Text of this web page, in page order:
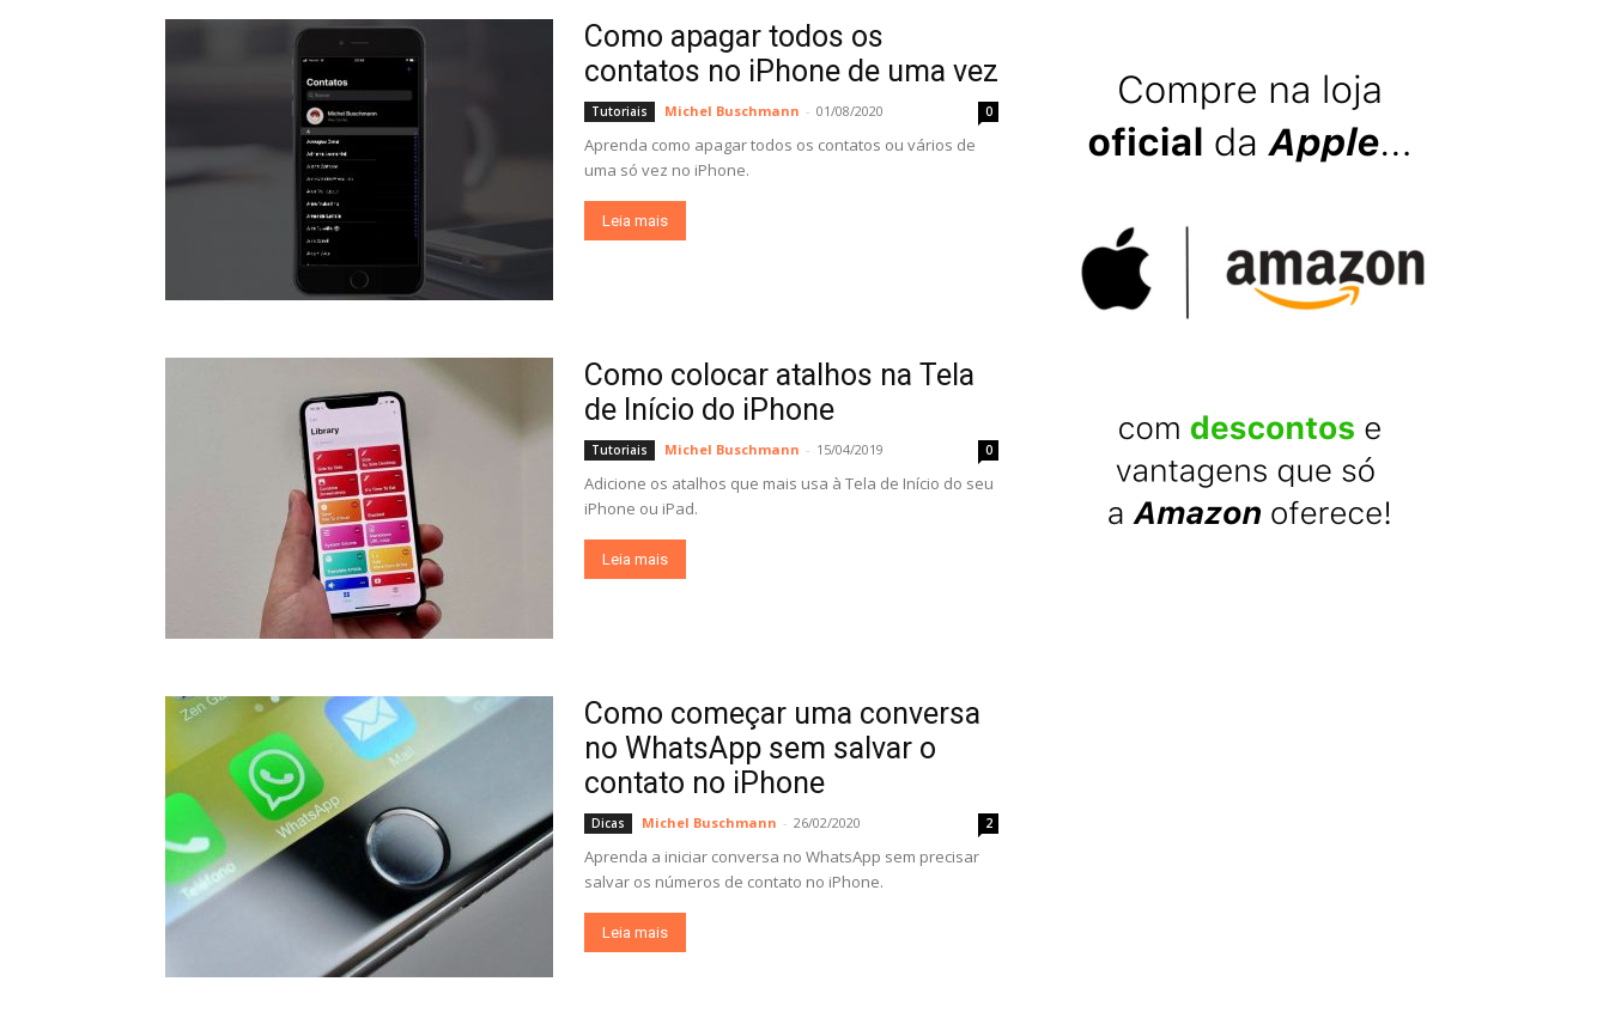
Como apagar todos os
contatos no iPhone de uma vez
Tutoriais Michel Buschmann - 01/08/2020 0
Aprenda como apagar todos os contatos ou vários de
uma só vez no iPhone.
Leia mais
Como colocar atalhos na Tela
de Início do iPhone
Tutoriais Michel Buschmann - 15/04/2019 0
Adicione os atalhos que mais usa à Tela de Início do seu
iPhone ou iPad.
Leia mais
Como começar uma conversa
no WhatsApp sem salvar o
contato no iPhone
Dicas Michel Buschmann - 26/02/2020 2
Aprenda a iniciar conversa no WhatsApp sem precisar
salvar os números de contato no iPhone.
Leia mais